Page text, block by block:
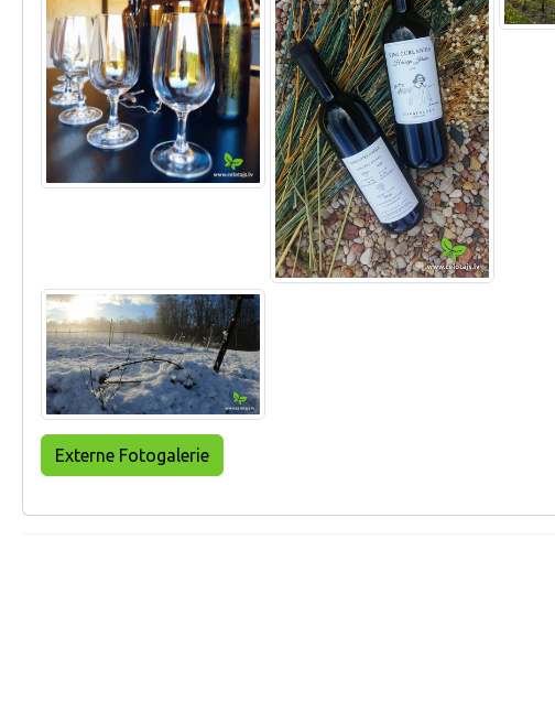
Externe Fotogalerie